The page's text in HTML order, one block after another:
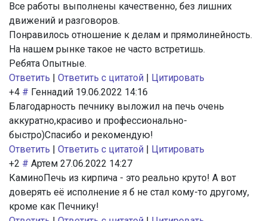
Все работы выполнены качественно, без лишних
движений и разговоров.
Понравилось отношение к делам и прямолинейность.
На нашем рынке такое не часто встретишь.
Ребята Опытные.
Ответить
Ответить с цитатой
Цитировать
+4 # Геннадий 19.06.2022 14:16
Благодарность печнику выложил на печь очень
аккуратно,красиво и профессионально-
быстро)Спасибо и рекомендую!
Ответить
Ответить с цитатой
Цитировать
+2 # Артем 27.06.2022 14:27
КаминоПечь из кирпича - это реально круто! А вот
доверять её исполнение я б не стал кому-то другому,
кроме как Печнику!